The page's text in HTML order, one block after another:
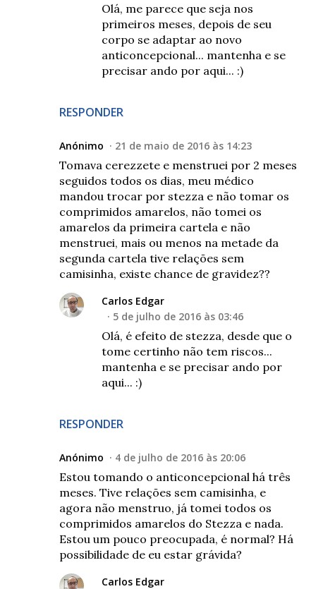
RESPONDER
Olá, me parece que seja nos
primeiros meses, depois de seu
corpo se adaptar ao novo
anticoncepcional... mantenha e se
precisar ando por aqui... :)
Anónimo 21 de maio de 2016 às 14:23
Tomava cerezzete e menstruei por 2 meses
seguidos todos os dias, meu médico
mandou trocar por stezza e não tomar os
comprimidos amarelos, não tomei os
amarelos da primeira cartela e não
menstruei, mais ou menos na metade da
segunda cartela tive relações sem
camisinha, existe chance de gravidez??
RESPONDER
Carlos Edgar
5 de julho de 2016 às 03:46
Olá, é efeito de stezza, desde que o
tome certinho não tem riscos...
mantenha e se precisar ando por
aqui... :)
Anónimo 4 de julho de 2016 às 20:06
Estou tomando o anticoncepcional há três
meses. Tive relações sem camisinha, e
agora não menstruo, já tomei todos os
comprimidos amarelos do Stezza e nada.
Estou um pouco preocupada, é normal? Há
possibilidade de eu estar grávida?
Carlos Edgar